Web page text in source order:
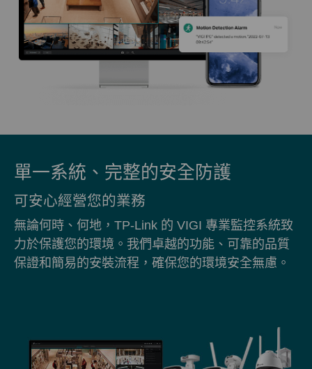
單一系統、完整的安全防護
可安心經營您的業務
無論何時、何地，TP-Link 的 VIGI 專業監控系統致
力於保護您的環境。我們卓越的功能、可靠的品質
保證和簡易的安裝流程，確保您的環境安全無慮。